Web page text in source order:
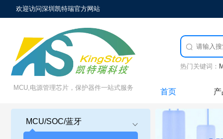
欢迎访问深圳凯特瑞官方网站
MCU,电源管理芯片，保护器件一站式服务

热门关键词：
首页
MCU/SOC/蓝牙 